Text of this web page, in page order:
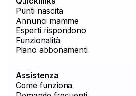
Punti nascita
Annunci mamme
Esperti rispondono
Funzionalità
Piano abbonamenti
Assistenza
Come funziona